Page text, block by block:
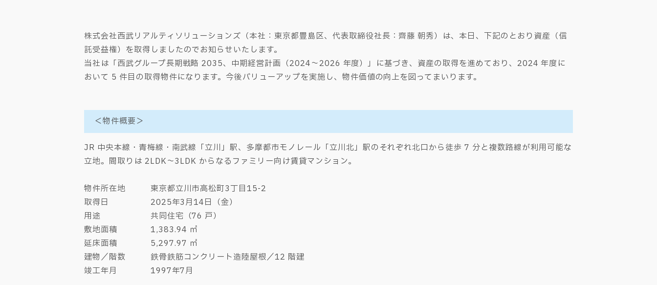
株式会社西武リアルティソリューションズ（本社：東京都豊島区、代表取締役社長：齊藤 朝秀）は、本日、下記のとおり資産（信
託受益権）を取得しましたのでお知らせいたします。
当社は「西武グループ長期戦略 2035、中期経営計画（2024～2026 年度）」に基づき、資産の取得を進めており、2024 年度に
おいて 5 件目の取得物件になります。今後バリューアップを実施し、物件価値の向上を図ってまいります。
＜物件概要＞
JR 中央本線・青梅線・南武線「立川」駅、多摩都市モノレール「立川北」駅のそれぞれ北口から徒歩 7 分と複数路線が利用可能な
立地。間取りは 2LDK～3LDK からなるファミリー向け賃貸マンション。
物件所在地 東京都立川市高松町3丁目15-2
取得日 2025年3月14日（金）
用途 共同住宅（76 戸）
敷地面積 1,383.94 ㎡
延床面積 5,297.97 ㎡
建物／階数 鉄骨鉄筋コンクリート造陸屋根／12 階建
竣工年月 1997年7月